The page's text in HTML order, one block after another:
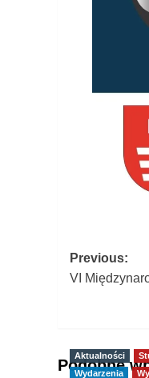
Post
Previous:
VI
Podobne
Aktualności
Wydarzenia